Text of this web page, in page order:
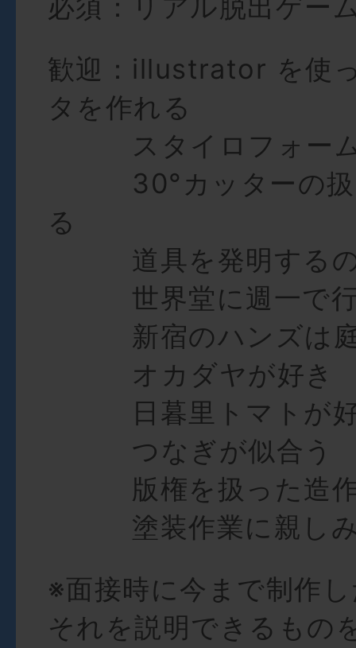
必須：リアル脱出ゲー
歓迎：illustrator を使
タを作れる
スタイロフォーム
30°カッターの扱
る
道具を発明するの
世界堂に週一で
新宿のハンズは庭
オカダヤが好き
日暮里トマトが
つなぎが似合う
版権を扱った造作
塗装作業に親しみ
※面接時に今まで制作
それを説明できるもの